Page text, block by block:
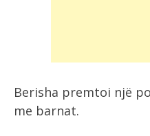
Berisha premtoi një
me barnat.